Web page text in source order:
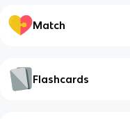
Match
Flashcards